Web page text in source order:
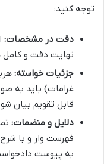
توجه کنید:
دقت در مشخصات:
نهایت دقت و کامل
جزئیات خواسته:
غرامات) باید به
قابل تقویم بیان
دلایل و منضمات:
فهرست وار و با
به پیوست